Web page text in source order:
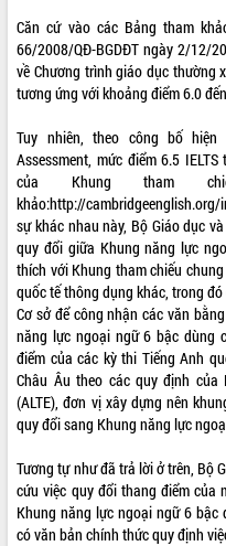
ĐIỂM TIN VĂN BẢN
QUY HOẠCH - KẾ HOẠCH
QUẢNG CÁO
Căn cứ vào các Bảng tham
66/2008/QĐ-BGDĐT ngày 2/12/
về Chương trình giáo dục thường
tương ứng với khoảng điểm 6.0
Tuy nhiên, theo công bố hiện
Assessment, mức điểm 6.5
của Khung tham
khảo:http://
sự khác nhau này, Bộ Giáo dục
quy đổi giữa Khung năng lực
thích với Khung tham chiếu
quốc tế thông dụng khác, trong đó
Cơ sở để công nhận các văn
năng lực ngoại ngữ 6 bậc dùng
điểm của các kỳ thi Tiếng Anh
Châu Âu theo các quy định
(ALTE), đơn vị xây dựng nên
quy đổi sang Khung năng lực
Tương tự như đã trả lời ở trên, Bộ
cứu việc quy đổi thang điểm của
Khung năng lực ngoại ngữ 6 bậc
có văn bản chính thức quy định